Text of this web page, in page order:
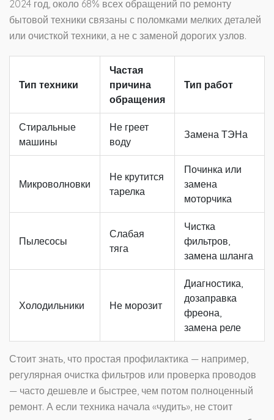
2024 год, около 68% всех обращений по ремонту
бытовой техники связаны с поломками мелких деталей
или очисткой техники, а не с заменой дорогих узлов.
Тип техники
Частая
причина
обращения
Тип работ
Стиральные
машины
Не греет
воду
Замена ТЭНа
Микроволновки
Не крутится
тарелка
Починка или
замена
моторчика
Пылесосы
Слабая
тяга
Чистка
фильтров,
замена шланга
Холодильники Не морозит
Диагностика,
дозаправка
фреона,
замена реле
Стоит знать, что простая профилактика — например,
регулярная очистка фильтров или проверка проводов
— часто дешевле и быстрее, чем потом полноценный
ремонт. А если техника начала «чудить», не стоит